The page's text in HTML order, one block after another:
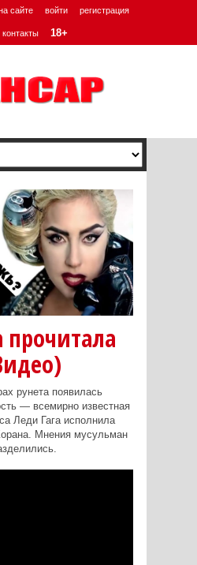
сайте войти регистрация
контакты 18+
прочитала
рунета появилась
— всемирно известная
Леди Гага исполнила
Мнения мусульман